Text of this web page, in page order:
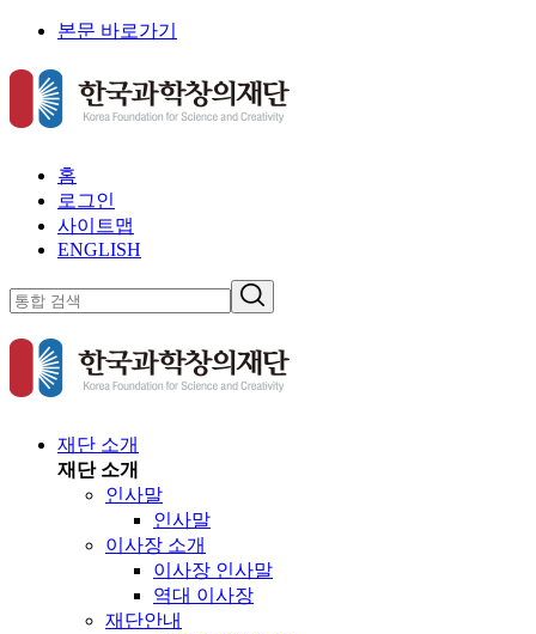
본문 바로가기
홈
로그인
사이트맵
ENGLISH
재단 소개
재단 소개
인사말
인사말
이사장 소개
이사장 인사말
역대 이사장
재단안내